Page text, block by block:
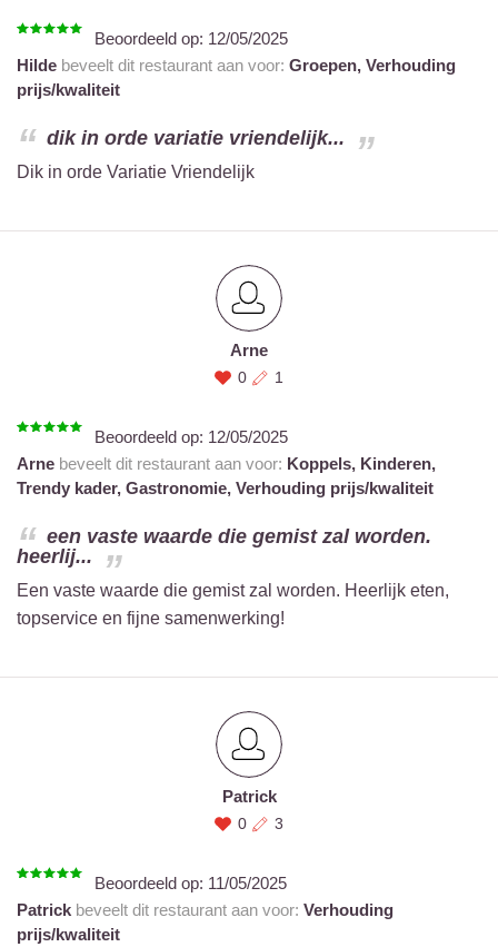
Beoordeeld op: 12/05/2025
Hilde beveelt dit restaurant aan voor: Groepen, Verhouding
prijs/kwaliteit
dik in orde variatie vriendelijk...
Dik in orde Variatie Vriendelijk
Arne
0 1
Beoordeeld op: 12/05/2025
Arne beveelt dit restaurant aan voor: Koppels, Kinderen,
Trendy kader, Gastronomie, Verhouding prijs/kwaliteit
een vaste waarde die gemist zal worden.
heerlij...
Een vaste waarde die gemist zal worden. Heerlijk eten,
topservice en fijne samenwerking!
Patrick
0 3
Beoordeeld op: 11/05/2025
Patrick beveelt dit restaurant aan voor: Verhouding
prijs/kwaliteit